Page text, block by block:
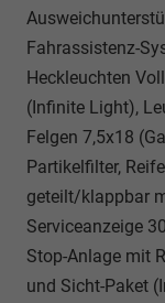
Fahrassistenz-
Heckleuchten
(Infinite Light),
Felgen 7,5x18
Partikelfilter,
geteilt/klappbar
Serviceanzeige
Stop-Anlage mit
und Sicht-Paket